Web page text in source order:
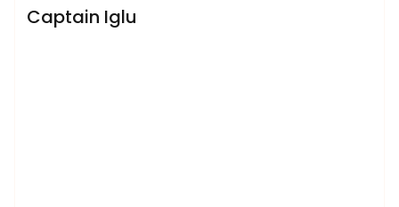
Sublinemusic & Media UG
Captain Iglu